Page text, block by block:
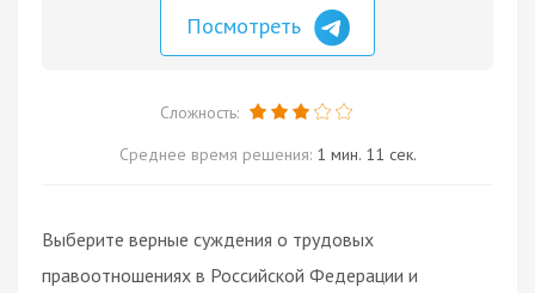
Посмотреть
Сложность:
Среднее время решения: 1 мин. 11 сек.
Выберите верные суждения о трудовых
правоотношениях в Российской Федерации и